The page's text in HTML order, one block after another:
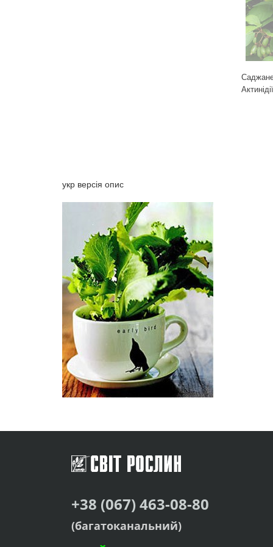
укр версія опис
+38 (067) 463-08-80
(багатоканальний)